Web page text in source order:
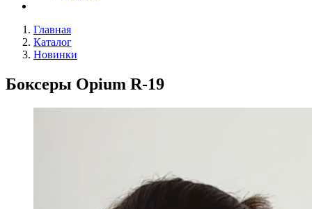
Главная
Каталог
Новинки
Боксеры Opium R-19